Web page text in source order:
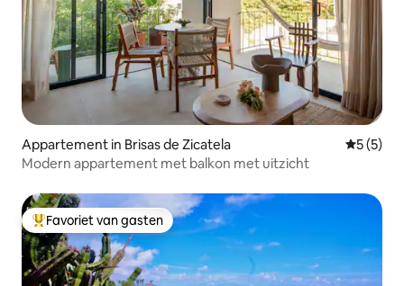
Appartement in Brisas de Zicatela
5 (5)
Modern appartement met balkon met uitzicht
Topfavoriet van gasten
Favoriet van gasten